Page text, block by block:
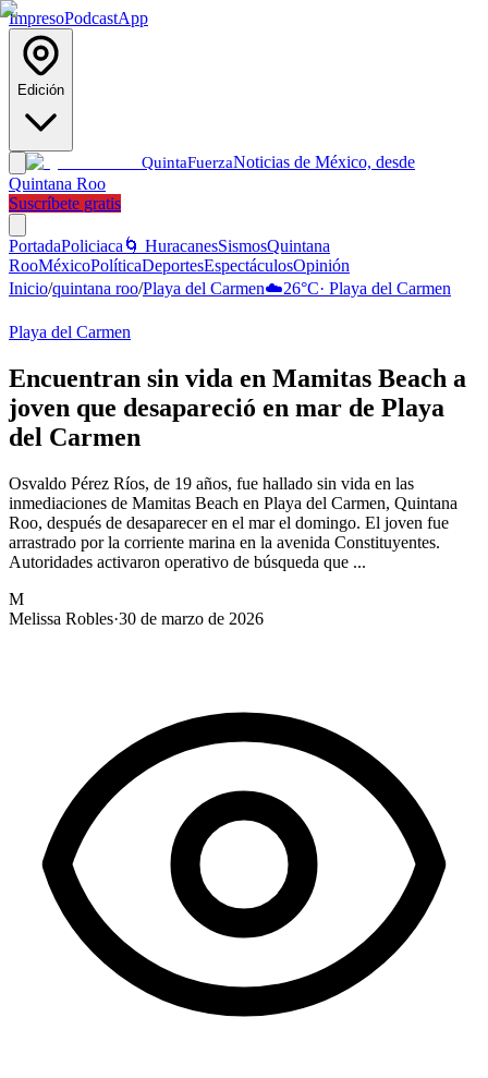
ImpresoPodcastApp
Edición
QuintaFuerzaNoticias de México, desde
Quintana Roo
Suscríbete gratis
PortadaPoliciaca 🌀 HuracanesSismosQuintana
RooMéxicoPolíticaDeportesEspectáculosOpinión
Inicio/quintana roo/Playa del Carmen☁️26°C· Playa del Carmen
Playa del Carmen
Encuentran sin vida en Mamitas Beach a
joven que desapareció en mar de Playa
del Carmen
Osvaldo Pérez Ríos, de 19 años, fue hallado sin vida en las
inmediaciones de Mamitas Beach en Playa del Carmen, Quintana
Roo, después de desaparecer en el mar el domingo. El joven fue
arrastrado por la corriente marina en la avenida Constituyentes.
Autoridades activaron operativo de búsqueda que ...
M
Melissa Robles·30 de marzo de 2026